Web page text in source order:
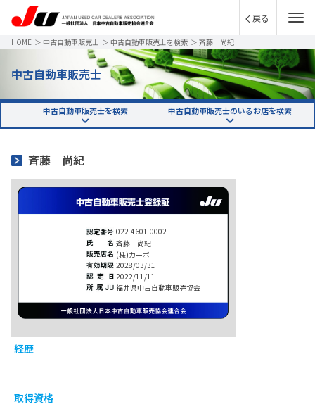
戻る
HOME ＞ 中古自動車販売士 ＞ 中古自動車販売士を検索 ＞ 斉藤 尚紀
中古自動車販売士
中古自動車販売士を検索 中古自動車販売士のいるお店を検索
斉藤 尚紀
022-4601-0002
斉藤 尚紀
(株)カーボ
2028/03/31
2022/11/11
福井県中古自動車販売協会
経歴
取得資格